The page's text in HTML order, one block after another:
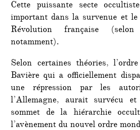
Cette puissante secte
important dans la survenue et
Révolution française
notamment).
Selon certaines théories,
Bavière qui a officiellement
une répression par les
l’Allemagne, aurait survécu
sommet de la hiérarchie
l’avènement du nouvel ordre